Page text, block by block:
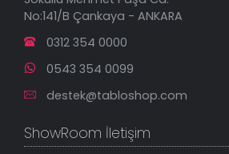
En Çok Satılanlar
İndirimli Tablolar
No:141/B Çankaya - ANKARA
0312 354 0000
0543 354 0099
destek@tabloshop.com
ShowRoom İletişim